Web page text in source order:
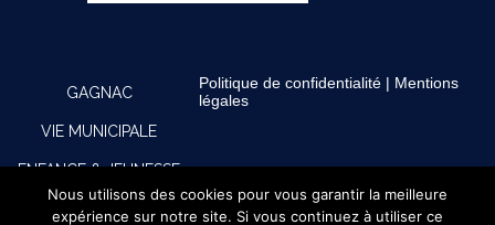
GAGNAC
VIE MUNICIPALE
ENFANCE & JEUNESSE
CULTURE, SPORTS &
Politique de confidentialité| Mentions
légales
Nous utilisons des cookies pour vous garantir la meilleure
expérience sur notre site. Si vous continuez à utiliser ce